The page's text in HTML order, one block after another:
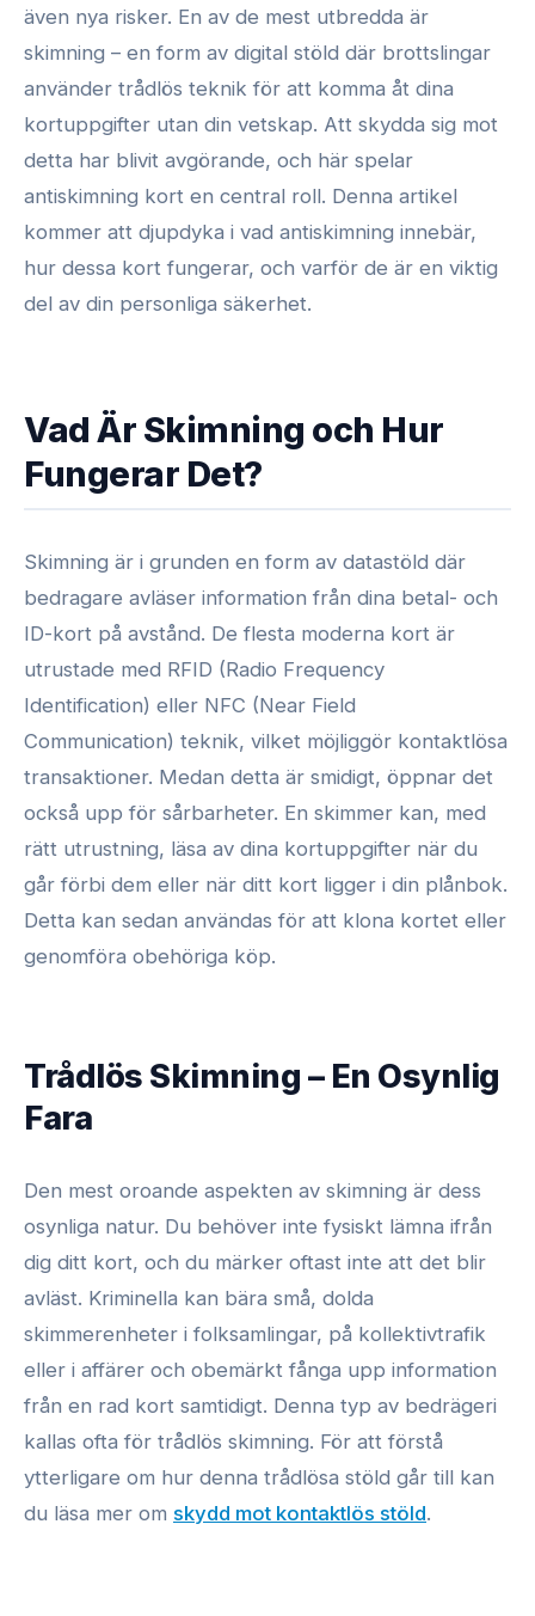
även nya risker. En av de mest utbredda är
skimning – en form av digital stöld där brottslingar
använder trådlös teknik för att komma åt dina
kortuppgifter utan din vetskap. Att skydda sig mot
detta har blivit avgörande, och här spelar
antiskimning kort en central roll. Denna artikel
kommer att djupdyka i vad antiskimning innebär,
hur dessa kort fungerar, och varför de är en viktig
del av din personliga säkerhet.
Vad Är Skimning och Hur
Fungerar Det?
Skimning är i grunden en form av datastöld där
bedragare avläser information från dina betal- och
ID-kort på avstånd. De flesta moderna kort är
utrustade med RFID (Radio Frequency
Identification) eller NFC (Near Field
Communication) teknik, vilket möjliggör kontaktlösa
transaktioner. Medan detta är smidigt, öppnar det
också upp för sårbarheter. En skimmer kan, med
rätt utrustning, läsa av dina kortuppgifter när du
går förbi dem eller när ditt kort ligger i din plånbok.
Detta kan sedan användas för att klona kortet eller
genomföra obehöriga köp.
Trådlös Skimning – En Osynlig
Fara
Den mest oroande aspekten av skimning är dess
osynliga natur. Du behöver inte fysiskt lämna ifrån
dig ditt kort, och du märker oftast inte att det blir
avläst. Kriminella kan bära små, dolda
skimmerenheter i folksamlingar, på kollektivtrafik
eller i affärer och obemärkt fånga upp information
från en rad kort samtidigt. Denna typ av bedrägeri
kallas ofta för trådlös skimning. För att förstå
ytterligare om hur denna trådlösa stöld går till kan
du läsa mer om skydd mot kontaktlös stöld.